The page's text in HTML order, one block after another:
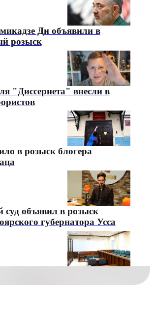
Ди объявили в
розыск
"Диссернета" внесли в
в розыск блогера
суд объявил в розыск
губернатора Усса